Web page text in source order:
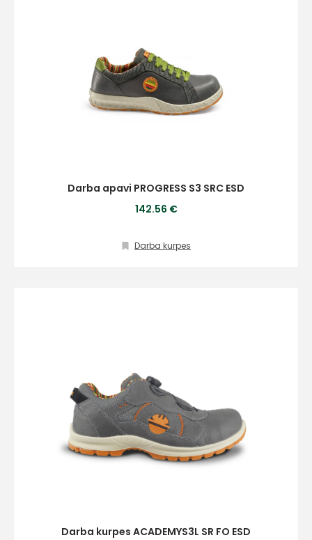
Darba apavi PROGRESS S3 SRC ESD
142.56 €
Darba kurpes
Darba kurpes ACADEMYS3L SR FO ESD